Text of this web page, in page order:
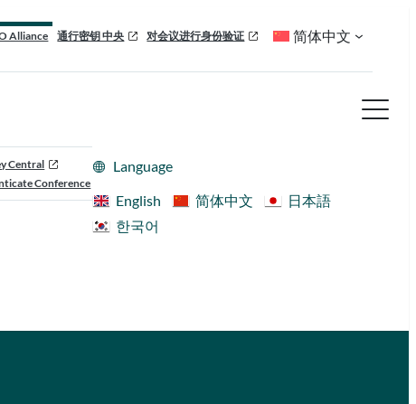
Alliance 通行密钥 中央 对会议进行身份验证 简体中文
Central
Conference
Language
English
简体中文
日本語
한국어